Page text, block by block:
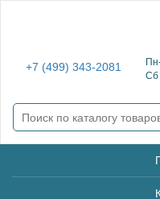
+7 (499) 343-2081
Сб